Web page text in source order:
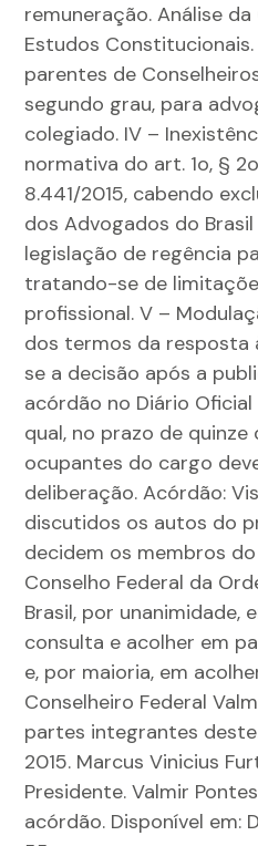
remuneração. Análise
Estudos
parentes de
segundo grau, para
colegiado. IV –
normativa do art. 1o, §
8.441/2015, cabendo
dos Advogados do
legislação de regência
tratando-se de
profissional. V –
dos termos da resposta
se a decisão após a
acórdão no Diário
qual, no prazo de quinze
ocupantes do cargo
deliberação. Acórdão:
discutidos os autos do
decidem os membros
Conselho Federal da
Brasil, por unanimidade,
consulta e acolher em
e, por maioria, em
Conselheiro Federal
partes integrantes
2015. Marcus Vinicius
Presidente. Valmir
acórdão. Disponível em: